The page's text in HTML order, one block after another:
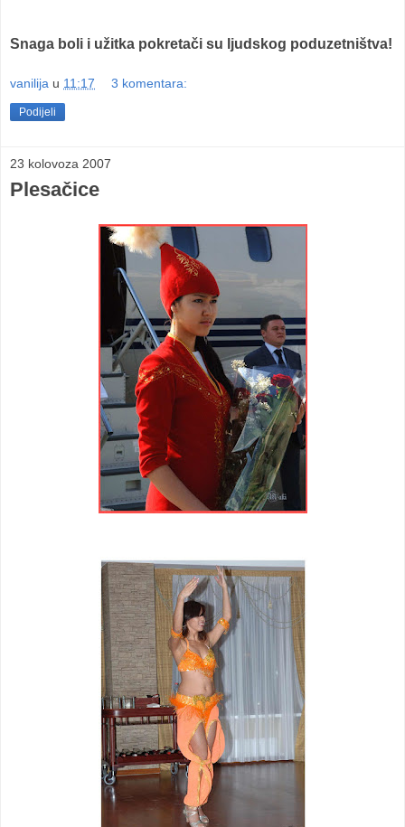
Snaga boli i užitka pokretači su ljudskog poduzetništva!
vanilija u 11:17 3 komentara:
Podijeli
23 kolovoza 2007
Plesačice